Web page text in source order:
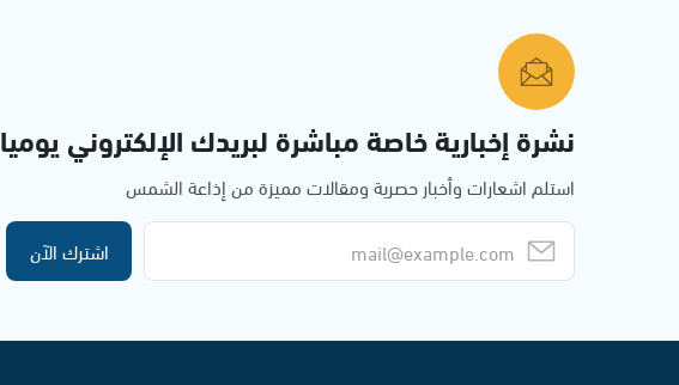
نشرة إخبارية خاصة مباشرة لبريدك الإلكتروني يوميا
استلم اشعارات وأخبار حصرية ومقالات مميزة من إذاعة الشمس
اشترك الآن